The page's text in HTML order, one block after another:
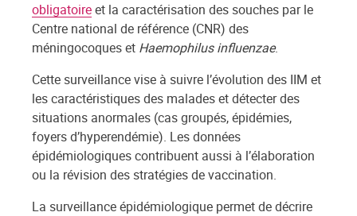
obligatoireet la caractérisation des souches par le
Centre national de référence (CNR) des
méningocoques et Haemophilus influenzae.
Cette surveillance vise à suivre l’évolution des IIM et
les caractéristiques des malades et détecter des
situations anormales (cas groupés, épidémies,
foyers d’hyperendémie). Les données
épidémiologiques contribuent aussi à l’élaboration
ou la révision des stratégies de vaccination.
La surveillance épidémiologique permet de décrire